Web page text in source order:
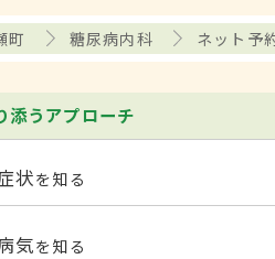
町 糖尿病内科 ネット予
添うアプローチ
状を知る
気を知る